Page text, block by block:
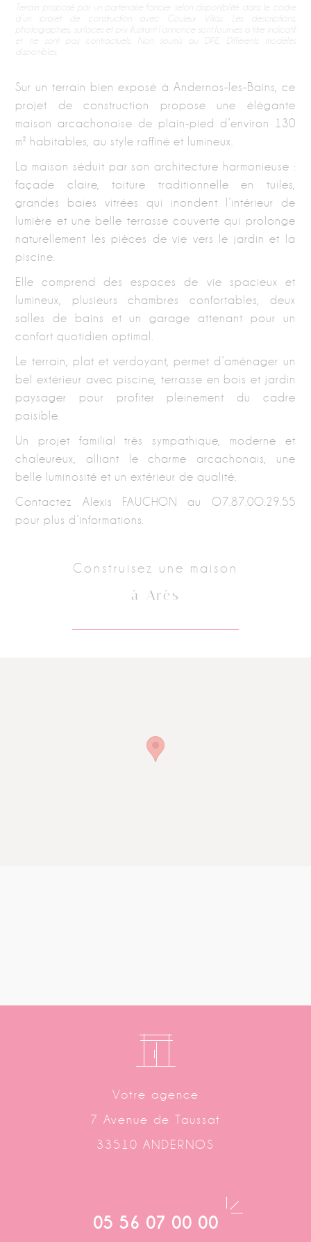
Terrain proposé par un partenaire foncier selon disponibilité dans le cadre
d’un projet de construction avec Couleur Villas. Les descriptions,
photographies, surfaces et prix illustrant l’annonce sont fournies à titre indicatif
et ne sont pas contractuels. Non soumis au DPE. Différents modèles
disponibles.
Sur un terrain bien exposé à Andernos-les-Bains, ce
projet de construction propose une élégante
maison arcachonaise de plain-pied d’environ 130
m² habitables, au style raffiné et lumineux.
La maison séduit par son architecture harmonieuse :
façade claire, toiture traditionnelle en tuiles,
grandes baies vitrées qui inondent l’intérieur de
lumière et une belle terrasse couverte qui prolonge
naturellement les pièces de vie vers le jardin et la
piscine.
Elle comprend des espaces de vie spacieux et
lumineux, plusieurs chambres confortables, deux
salles de bains et un garage attenant pour un
confort quotidien optimal.
Le terrain, plat et verdoyant, permet d’aménager un
bel extérieur avec piscine, terrasse en bois et jardin
paysager pour profiter pleinement du cadre
paisible.
Un projet familial très sympathique, moderne et
chaleureux, alliant le charme arcachonais, une
belle luminosité et un extérieur de qualité.
Contactez Alexis FAUCHON au O7.87.0O.29.55
pour plus d’informations.
Construisez une maison
à Arès
Votre agence
7 Avenue de Taussat
33510 ANDERNOS
05 56 07 00 00